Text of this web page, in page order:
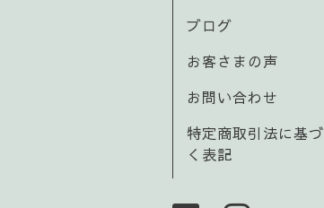
ブログ
お客さまの声
お問い合わせ
特定商取引法に基づ
く表記